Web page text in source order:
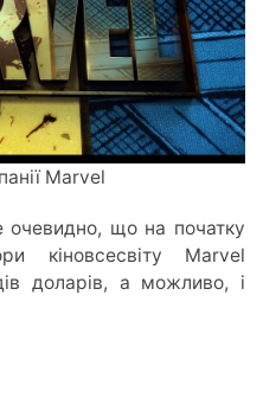
Marvel
очевидно, що на початку
кіновсесвіту Marvel
доларів, а можливо, і